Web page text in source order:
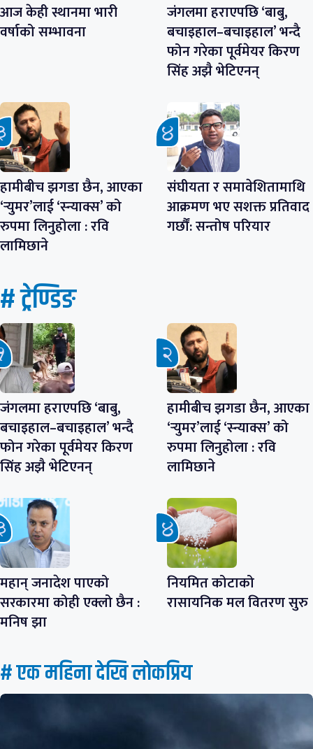
आज केही स्थानमा भारी
वर्षाको सम्भावना
जंगलमा हराएपछि ‘बाबु,
बचाइहाल–बचाइहाल’ भन्दै
फोन गरेका पूर्वमेयर किरण
सिंह अझै भेटिएनन्
हामीबीच झगडा छैन, आएका
‘र्‍युमर’लाई ‘स्न्याक्स’ को
रुपमा लिनुहोला : रवि
लामिछाने
संघीयता र समावेशितामाथि
आक्रमण भए सशक्त प्रतिवाद
गर्छौं: सन्तोष परियार
# ट्रेण्डिङ
जंगलमा हराएपछि ‘बाबु,
बचाइहाल–बचाइहाल’ भन्दै
फोन गरेका पूर्वमेयर किरण
सिंह अझै भेटिएनन्
हामीबीच झगडा छैन, आएका
‘र्‍युमर’लाई ‘स्न्याक्स’ को
रुपमा लिनुहोला : रवि
लामिछाने
महान् जनादेश पाएको
सरकारमा कोही एक्लो छैन :
मनिष झा
नियमित कोटाको
रासायनिक मल वितरण सुरु
# एक महिना देखि लाेकप्रिय